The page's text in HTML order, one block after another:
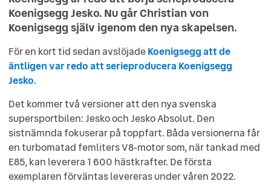
Koenigsegg Jesko. Nu går Christian von
Koenigsegg själv igenom den nya skapelsen.
För en kort tid sedan avslöjadeKoenigsegg att de
äntligen var redo att serieproducera Koenigsegg
Jesko.
Det kommer två versioner att den nya svenska
supersportbilen: Jesko och Jesko Absolut. Den
sistnämnda fokuserar på toppfart. Båda versionerna får
en turbomatad femliters V8-motor som, när tankad med
E85, kan leverera 1 600 hästkrafter. De första
exemplaren förväntas levereras under våren 2022.